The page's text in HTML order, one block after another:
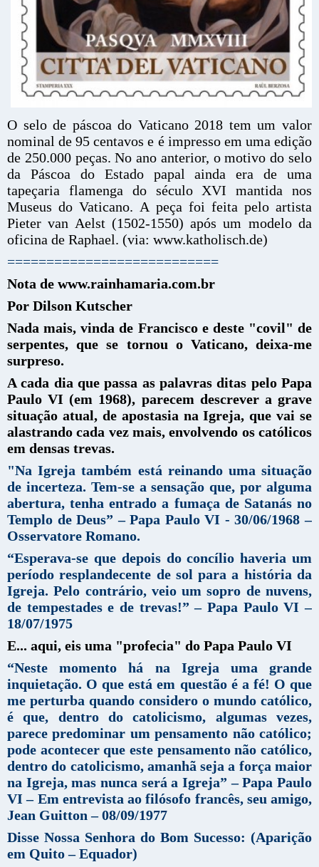
O selo de páscoa do Vaticano 2018 tem um valor
nominal de 95 centavos e é impresso em uma edição
de 250.000 peças. No ano anterior, o motivo do selo
da Páscoa do Estado papal ainda era de uma
tapeçaria flamenga do século XVI mantida nos
Museus do Vaticano. A peça foi feita pelo artista
Pieter van Aelst (1502-1550) após um modelo da
oficina de Raphael. (via: www.katholisch.de)
===========================
Nota de www.rainhamaria.com.br
Por Dilson Kutscher
Nada mais, vinda de Francisco e deste "covil" de
serpentes, que se tornou o Vaticano, deixa-me
surpreso.
A cada dia que passa as palavras ditas pelo Papa
Paulo VI (em 1968), parecem descrever a grave
situação atual, de apostasia na Igreja, que vai se
alastrando cada vez mais, envolvendo os católicos
em densas trevas.
"Na Igreja também está reinando uma situação
de incerteza. Tem-se a sensação que, por alguma
abertura, tenha entrado a fumaça de Satanás no
Templo de Deus” – Papa Paulo VI - 30/06/1968 –
Osservatore Romano.
“Esperava-se que depois do concílio haveria um
período resplandecente de sol para a história da
Igreja. Pelo contrário, veio um sopro de nuvens,
de tempestades e de trevas!” – Papa Paulo VI –
18/07/1975
E... aqui, eis uma "profecia" do Papa Paulo VI
“Neste momento há na Igreja uma grande
inquietação. O que está em questão é a fé! O que
me perturba quando considero o mundo católico,
é que, dentro do catolicismo, algumas vezes,
parece predominar um pensamento não católico;
pode acontecer que este pensamento não católico,
dentro do catolicismo, amanhã seja a força maior
na Igreja, mas nunca será a Igreja” – Papa Paulo
VI – Em entrevista ao filósofo francês, seu amigo,
Jean Guitton – 08/09/1977
Disse Nossa Senhora do Bom Sucesso: (Aparição
em Quito – Equador)